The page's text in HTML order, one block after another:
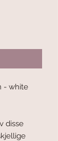
- white
disse